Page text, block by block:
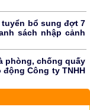
bổ sung đợt 7
sách nhập cảnh
phòng, chống quấy
Công ty TNHH